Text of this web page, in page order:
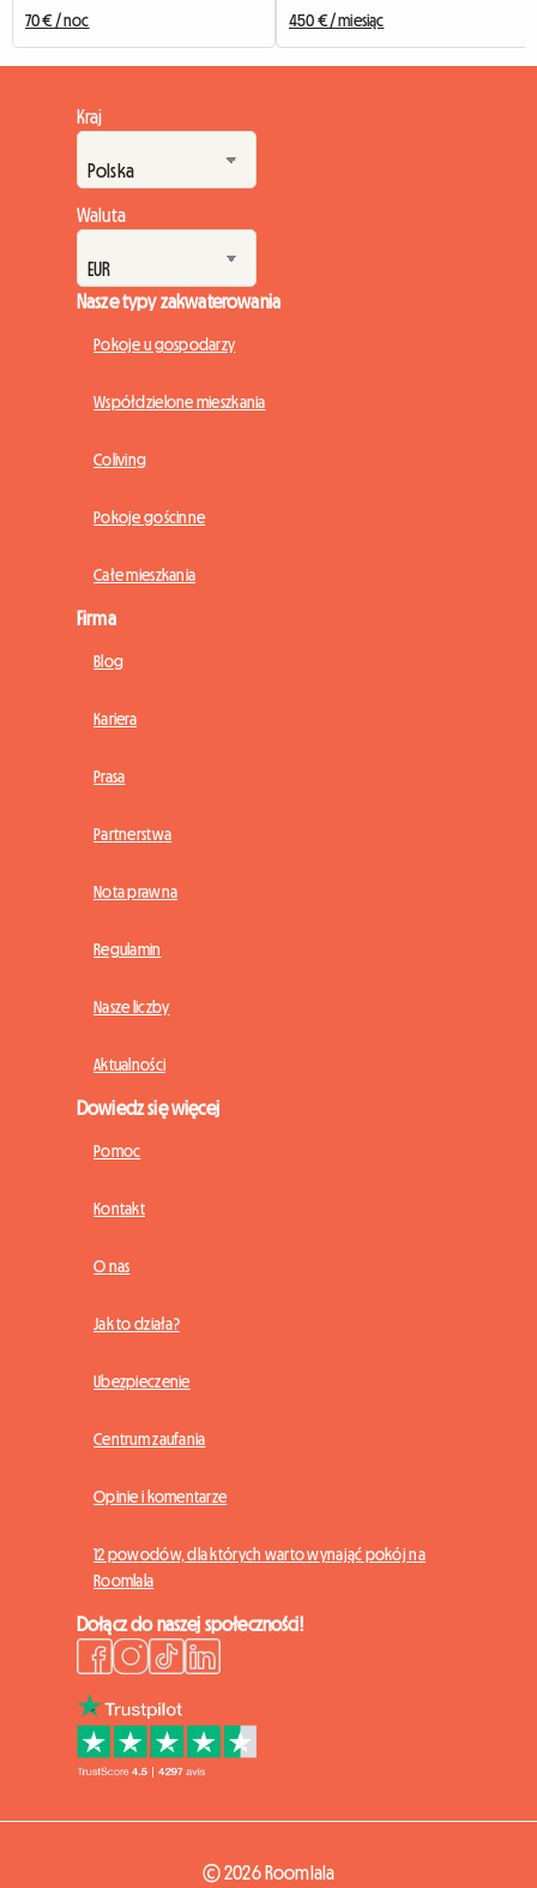
70 € / noc 450 € / miesiąc
Kraj
Waluta
Nasze typy zakwaterowania
Pokoje u gospodarzy
Współdzielone mieszkania
Coliving
Pokoje gościnne
Całe mieszkania
Firma
Blog
Kariera
Prasa
Partnerstwa
Nota prawna
Regulamin
Nasze liczby
Aktualności
Dowiedz się więcej
Pomoc
Kontakt
O nas
Jak to działa?
Ubezpieczenie
Centrum zaufania
Opinie i komentarze
12 powodów, dla których warto wynająć pokój na
Roomlala
Dołącz do naszej społeczności!
© 2026 Roomlala